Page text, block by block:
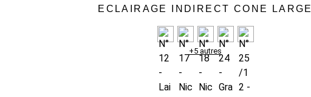
ECLAIRAGE INDIRECT CONE LARGE
+5 autres